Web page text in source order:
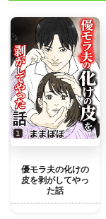
優モラ夫の化けの
皮を剥がしてやっ
た話